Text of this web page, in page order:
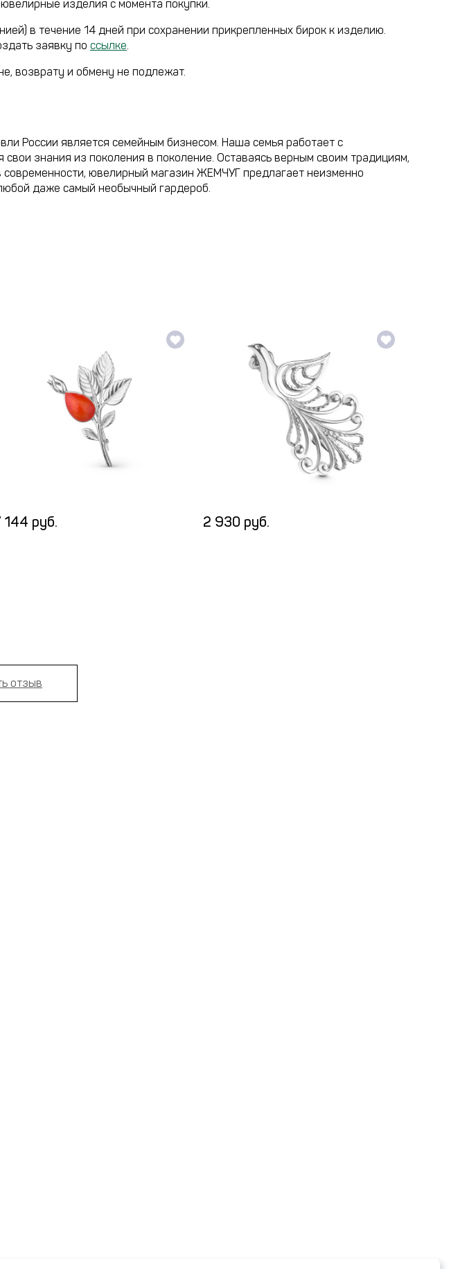
изделия с момента покупки.
в течение 14 дней при сохранении прикрепленных бирок к изделию.
заявку по ссылке.
возврату и обмену не подлежат.
России является семейным бизнесом. Наша семья работает с
знания из поколения в поколение. Оставаясь верным своим традициям,
ювелирный магазин ЖЕМЧУГ предлагает неизменно
даже самый необычный гардероб.
144 руб. 2 930 руб.
отзыв